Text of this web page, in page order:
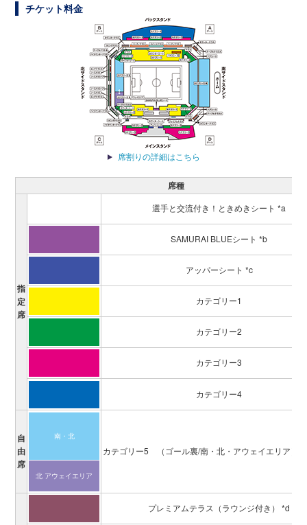
チケット料金
席割りの詳細はこちら
席種
指
定
席
選手と交流付き！ときめきシート *a
SAMURAI BLUEシート *b
アッパーシート *c
カテゴリー1
カテゴリー2
カテゴリー3
カテゴリー4
自
由
席
南・北
北 アウェイ エリア
カテゴリー5 （ゴール裏/南・北・アウェイエリア）
プレミアムテラス（ラウンジ付き） *d